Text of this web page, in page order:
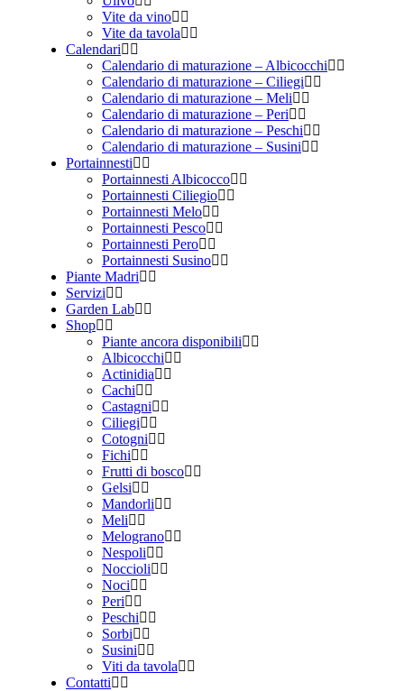
Vite da vino
Vite da tavola
Calendari
Calendario di maturazione – Albicocchi
Calendario di maturazione – Ciliegi
Calendario di maturazione – Meli
Calendario di maturazione – Peri
Calendario di maturazione – Peschi
Calendario di maturazione – Susini
Portainnesti
Portainnesti Albicocco
Portainnesti Ciliegio
Portainnesti Melo
Portainnesti Pesco
Portainnesti Pero
Portainnesti Susino
Piante Madri
Servizi
Garden Lab
Shop
Piante ancora disponibili
Albicocchi
Actinidia
Cachi
Castagni
Ciliegi
Cotogni
Fichi
Frutti di bosco
Gelsi
Mandorli
Meli
Melograno
Nespoli
Noccioli
Noci
Peri
Peschi
Sorbi
Susini
Viti da tavola
Contatti